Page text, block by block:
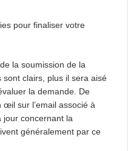
pour finaliser votre
la soumission de la
clairs, plus il sera aisé
la demande. De
sur l’email associé à
jour concernant la
généralement par ce